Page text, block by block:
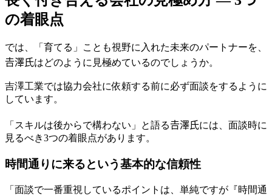
の着眼点
では、「育てる」ことも視野に入れた未来のパートナーを、
𠮷澤氏はどのように見極めているのでしょうか。
吉澤工業では協力会社に依頼する前に必ず面談をするように
しています。
「スキルは後からで構わない」と語る𠮷澤氏には、面談時に
見るべき3つの着眼点があります。
時間通りに来るという基本的な信頼性
「面談で一番重視しているポイントは、単純ですが『時間通